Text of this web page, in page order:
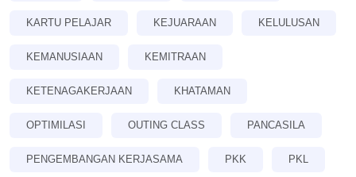
KARTU PELAJAR KEJUARAAN KELULUSAN
KEMANUSIAAN KEMITRAAN
KETENAGAKERJAAN KHATAMAN
OPTIMILASI OUTING CLASS PANCASILA
PENGEMBANGAN KERJASAMA PKK PKL